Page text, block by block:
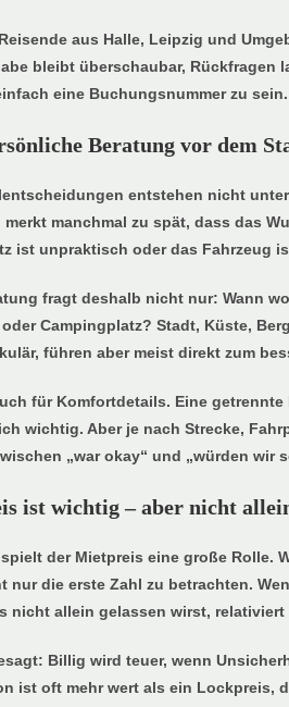
aus Halle, Leipzig und
bleibt überschaubar,
eine Buchungsnummer zu
Beratung vor dem
entstehen nicht
merkt manchmal zu spät, dass das
ist unpraktisch oder das Fahrzeug
fragt deshalb nicht nur: Wann
Campingplatz? Stadt, Küste,
führen aber meist direkt zum
für Komfortdetails. Eine
wichtig. Aber je nach Strecke,
„war okay“ und „würden wir
ist wichtig – aber nicht
der Mietpreis eine große Rolle.
nur die erste Zahl zu betrachten.
nicht allein gelassen wirst,
Billig wird teuer, wenn
ist oft mehr wert als ein Lockpreis,